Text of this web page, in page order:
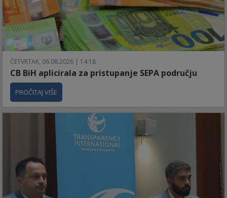
ČETVRTAK, 06.08.2026 | 14:18
CB BiH aplicirala za pristupanje SEPA području
PROČITAJ VIŠE